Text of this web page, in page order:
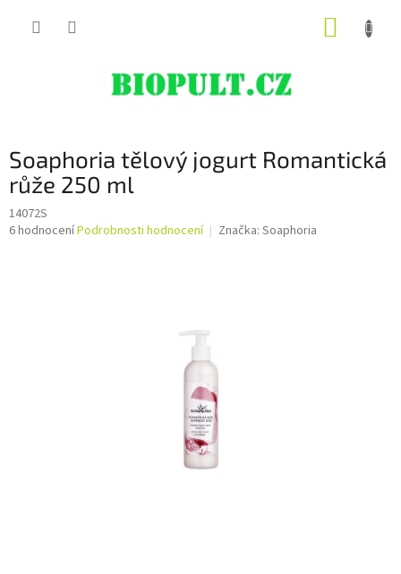
Soaphoria tělový jogurt Romantická
růže 250 ml
14072S
Průměrné
6 hodnoceníPodrobnosti hodnocení Značka: Soaphoria